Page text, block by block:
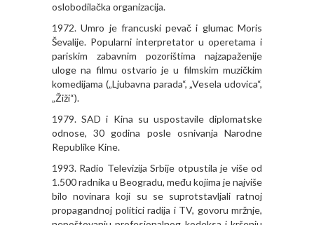
oslobodilačka organizacija.
1972. Umro je francuski pevač i glumac Moris
Ševalije. Popularni interpretator u operetama i
pariskim zabavnim pozorištima najzapaženije
uloge na filmu ostvario je u filmskim muzičkim
komedijama („Ljubavna parada“, „Vesela udovica“,
„Žiži“).
1979. SAD i Kina su uspostavile diplomatske
odnose, 30 godina posle osnivanja Narodne
Republike Kine.
1993. Radio Televizija Srbije otpustila je više od
1.500 radnika u Beogradu, među kojima je najviše
bilo novinara koji su se suprotstavljali ratnoj
propagandnoj politici radija i TV, govoru mržnje,